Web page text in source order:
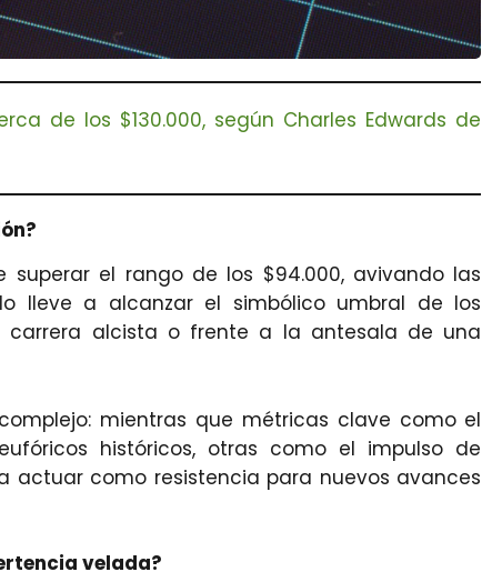
de los $130.000, según Charles Edwards de
superar el rango de los $94.000, avivando las
lleve a alcanzar el simbólico umbral de los
carrera alcista o frente a la antesala de una
mientras que métricas clave como el
históricos, otras como el impulso de
como resistencia para nuevos avances
velada?